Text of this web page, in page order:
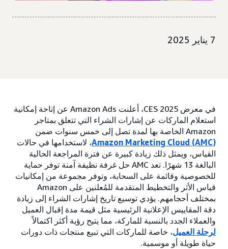
7 يناير 2025
في معرض CES 2025، أعلنت Amazon Ads عن إتاحة إمكانية
استعلام الماركات عن إشارات الشراء التي تتعلق بمتاجر
Amazon الخاصة بها لمدة تصل إلى خمس سنوات ضمن
Amazon Marketing Cloud (AMC)، لاستخدامها في حالات
القياس، ويمثل ذلك زيادة كبيرة عن فترة المراجعة الحالية
البالغة 13 شهرًا. تعد AMC حل غرفة نظيفة آمنة توفر حماية
للخصوصية وقائمة على السحابة، وتوفر مجموعة من إمكانيات
قياس الأثر والتخطيط المتقدمة للمُعلنين على Amazon
بمختلف أحجامهم. يؤدي توسيع تاريخ إشارات الشراء إلى زيادة
دقة المقاييس الإعلانية الرئيسية مثل قيمة مدة إقبال العميل
والعملاء الجدد بالنسبة للماركة، مما يتيح رؤية أكثر اكتمالاً
لرحلة العميل، خاصة للماركات التي تبيع منتجات ذات دورات
حياة طويلة أو موسمية.